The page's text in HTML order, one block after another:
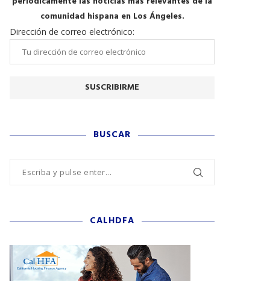
comunidad hispana en Los Ángeles.
Dirección de correo electrónico:
BUSCAR
CALHDFA